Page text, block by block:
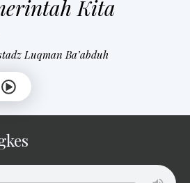
Kita
Luqman Ba’abduh